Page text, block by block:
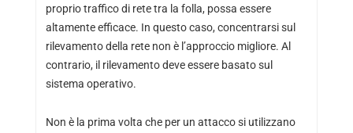
proprio traffico di rete tra la folla, possa essere
altamente efficace. In questo caso, concentrarsi sul
rilevamento della rete non è l’approccio migliore. Al
contrario, il rilevamento deve essere basato sul
sistema operativo.
Non è la prima volta che per un attacco si utilizzano